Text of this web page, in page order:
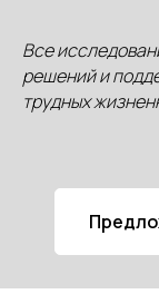
Все
решений и
трудных